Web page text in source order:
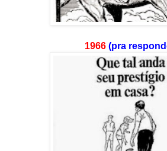
1966(pra